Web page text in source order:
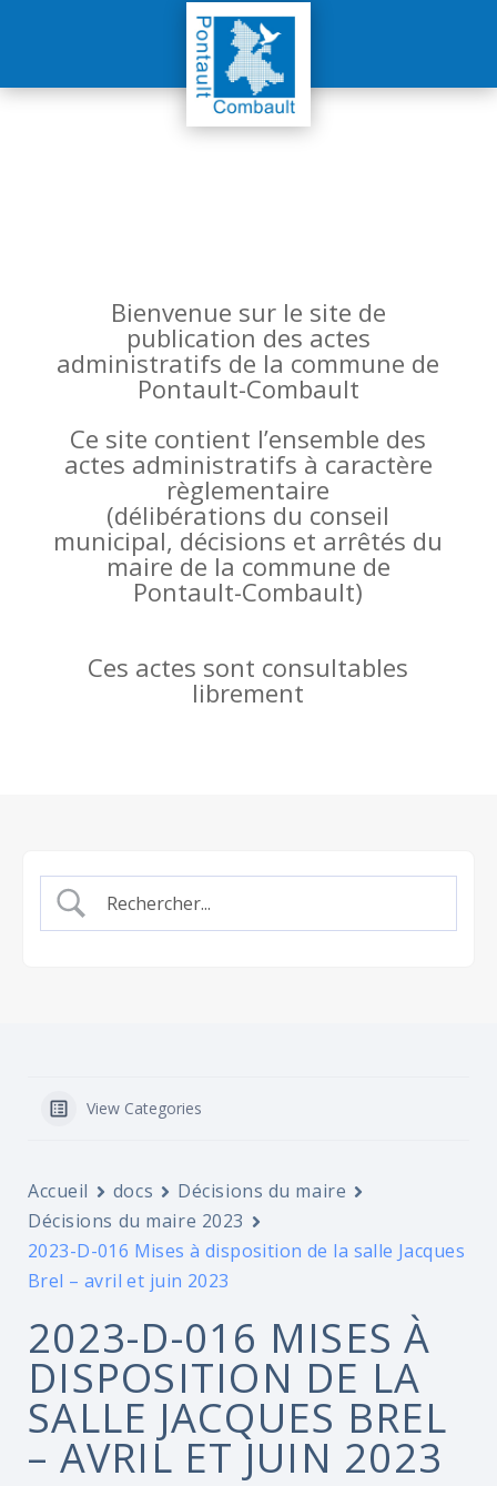
Bienvenue sur le site de
publication des actes
administratifs de la commune de
Pontault-Combault
Ce site contient l’ensemble des
actes administratifs à caractère
règlementaire
(délibérations du conseil
municipal, décisions et arrêtés du
maire de la commune de
Pontault-Combault)
Ces actes sont consultables
librement
View Categories
Accueil docs
Décisions du maire
Décisions du maire 2023
2023-D-016 Mises à disposition de la salle Jacques
Brel – avril et juin 2023
2023-D-016 MISES À
DISPOSITION DE LA
SALLE JACQUES BREL
– AVRIL ET JUIN 2023